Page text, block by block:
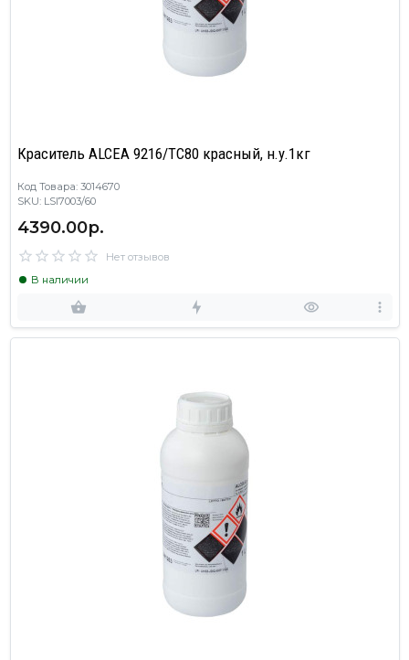
Краситель ALCEA 9216/TC80 красный, н.у.1кг
Код Товара: 3014670
SKU: LSI7003/60
4390.00р.
Нет отзывов
В наличии